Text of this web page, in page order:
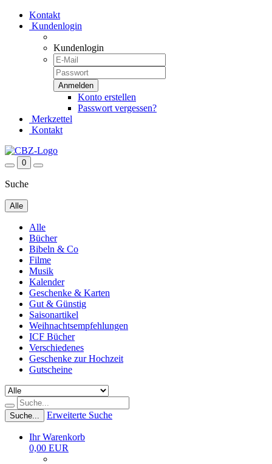
Kontakt
Kundenlogin
Kundenlogin
Konto erstellen
Passwort vergessen?
Merkzettel
Kontakt
0
Suche
Alle
Alle
Bücher
Bibeln & Co
Filme
Musik
Kalender
Geschenke & Karten
Gut & Günstig
Saisonartikel
Weihnachtsempfehlungen
ICF Bücher
Verschiedenes
Geschenke zur Hochzeit
Gutscheine
Suche... Erweiterte Suche
Ihr Warenkorb
0,00 EUR